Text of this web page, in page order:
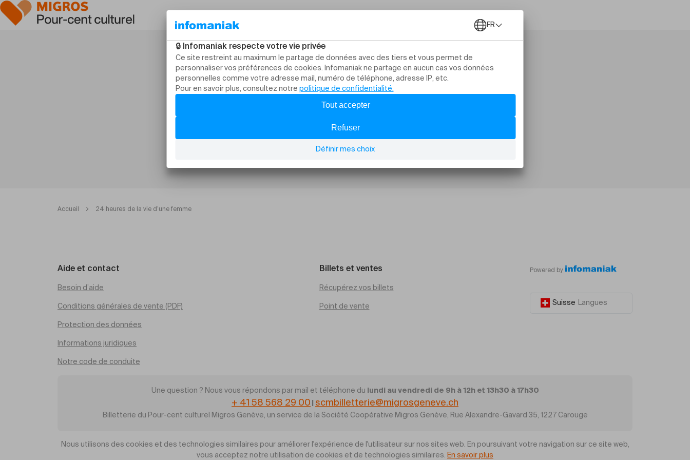
Accueil 24 heures de la vie d’une femme
Aide et contact
Besoin d’aide
Conditions générales de vente (PDF)
Protection des données
Informations juridiques
Notre code de conduite
Billets et ventes
Récupérez vos billets
Point de vente
Powered by
Suisse Langues
Une question ? Nous vous répondons par mail et téléphone du lundi au vendredi de 9h à 12h et 13h30 à 17h30
+ 41 58 568 29 00 scmbilletterie@migrosgeneve.ch
Billetterie du Pour-cent culturel Migros Genève, un service de la Société Coopérative Migros Genève, Rue Alexandre-Gavard 35, 1227 Carouge
Nous utilisons des cookies et des technologies similaires pour améliorer l'expérience de l'utilisateur sur nos sites web. En poursuivant votre navigation sur ce site web,
vous acceptez notre utilisation de cookies et de technologies similaires. En savoir plus